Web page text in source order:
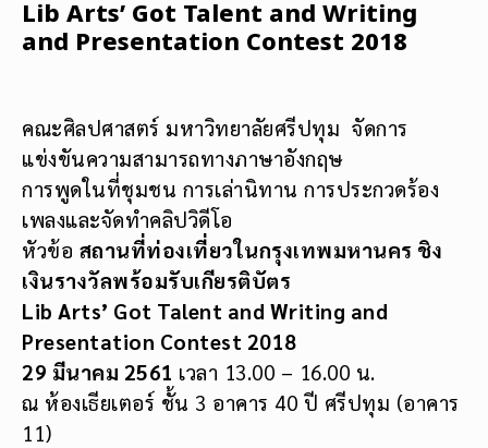
Lib Arts’ Got Talent and Writing
and Presentation Contest 2018
คณะศิลปศาสตร์ มหาวิทยาลัยศรีปทุม จัดการ
แข่งขันความสามารถทางภาษาอังกฤษ
การพูดในที่ชุมชน การเล่านิทาน การประกวดร้อง
เพลงและจัดทำคลิปวิดีโอ
หัวข้อ สถานที่ท่องเที่ยวในกรุงเทพมหานคร ชิง
เงินรางวัลพร้อมรับเกียรติบัตร
Lib Arts’ Got Talent and Writing and
Presentation Contest 2018
29 มีนาคม 2561 เวลา 13.00 – 16.00 น.
ณ ห้องเธียเตอร์ ชั้น 3 อาคาร 40 ปี ศรีปทุม (อาคาร
11)